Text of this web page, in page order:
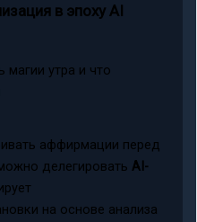
в эпоху AI
аффирмации перед
делегировать AI-
на основе анализа